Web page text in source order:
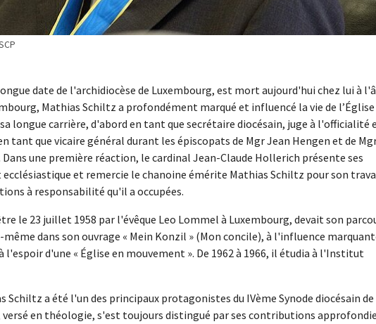
date de l'archidiocèse de Luxembourg, est mort aujourd'hui chez lui à
Mathias Schiltz a profondément marqué et influencé la vie de
longue carrière, d'abord en tant que secrétaire diocésain, juge à l'officialité
tant que vicaire général durant les épiscopats de Mgr Jean Hengen et de
Dans une première réaction, le cardinal Jean-Claude Hollerich présente ses
et remercie le chanoine émérite Mathias Schiltz pour son
à responsabilité qu'il a occupées.
le 23 juillet 1958 par l'évêque Leo Lommel à Luxembourg, devait son
dans son ouvrage « Mein Konzil » (Mon concile), à l'influence
l'espoir d'une « Église en mouvement ». De 1962 à 1966, il étudia à l'Institut
Schiltz a été l'un des principaux protagonistes du IVème Synode diocésain de
en théologie, s'est toujours distingué par ses contributions